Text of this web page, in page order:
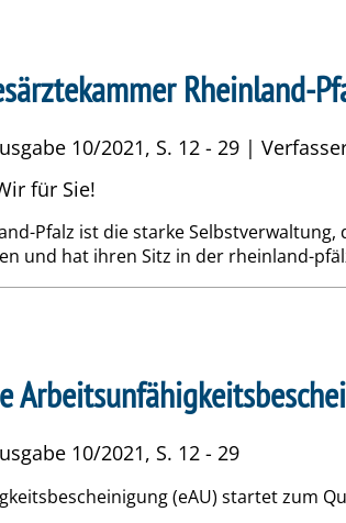
Rheinland-
10/2021, S. 12 - 29 |
für Sie!
Pfalz ist die starke
und hat ihren Sitz in der rheinland-
10/2021, S. 12 - 29
(eAU) startet zum